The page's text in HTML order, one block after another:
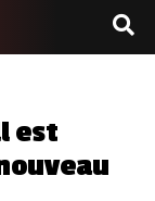
est